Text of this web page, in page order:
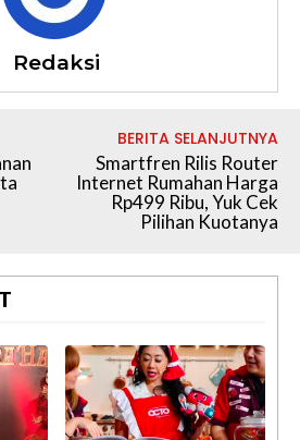
Redaksi
BERITA SELANJUTNYA
Smartfren Rilis Router
Internet Rumahan Harga
Rp499 Ribu, Yuk Cek
Pilihan Kuotanya